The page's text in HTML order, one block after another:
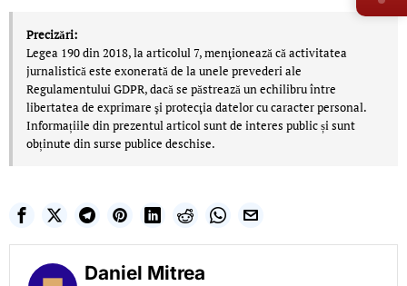
Precizări:
Legea 190 din 2018, la articolul 7, menţionează că activitatea
jurnalistică este exonerată de la unele prevederi ale
Regulamentului GDPR, dacă se păstrează un echilibru între
libertatea de exprimare şi protecţia datelor cu caracter personal.
Informațiile din prezentul articol sunt de interes public și sunt
obținute din surse publice deschise.
Daniel Mitrea